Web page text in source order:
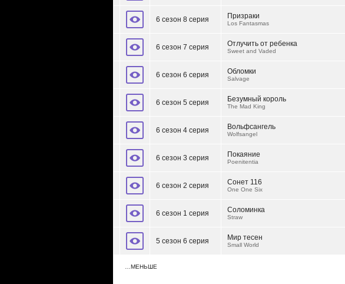
6 сезон 8 серия Призраки
Los Fantasmas
6 сезон 7 серия Отлучить от ребенка
Sweet and Vaded
6 сезон 6 серия Обломки
Salvage
6 сезон 5 серия Безумный король
The Mad King
6 сезон 4 серия Вольфсангель
Wolfsangel
6 сезон 3 серия Покаяние
Poenitentia
6 сезон 2 серия Сонет 116
One One Six
6 сезон 1 серия Соломинка
Straw
5 сезон 6 серия Мир тесен
Small World
…МЕНЬШЕ